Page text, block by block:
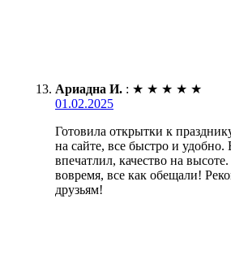
Ариадна И. : ★ ★ ★ ★ ★
01.02.2025
Готовила открытки к
на сайте, все быстро и
впечатлил, качество на
вовремя, все как обещали!
друзьям!